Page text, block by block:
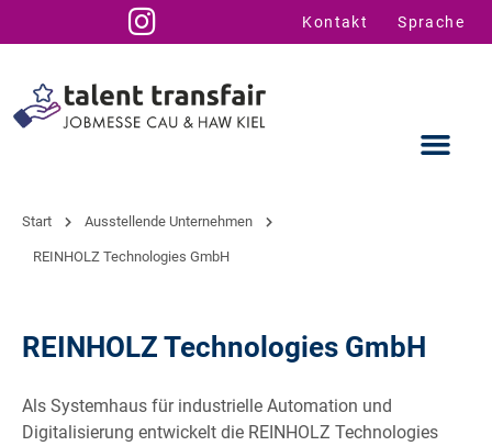
Kontakt Sprache
Start Ausstellende Unternehmen
REINHOLZ Technologies GmbH
REINHOLZ Technologies GmbH
Als Systemhaus für industrielle Automation und
Digitalisierung entwickelt die REINHOLZ Technologies